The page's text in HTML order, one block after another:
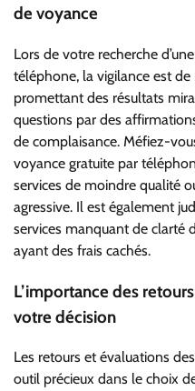
de voyance
Lors de votre recherche
téléphone, la vigilance est
promettant des résultats
questions par des
de complaisance. Méfiez-
voyance gratuite par
services de moindre qualité
agressive. Il est également
services manquant de clarté
ayant des frais cachés.
L’importance des
votre décision
Les retours et évaluations
outil précieux dans le choix